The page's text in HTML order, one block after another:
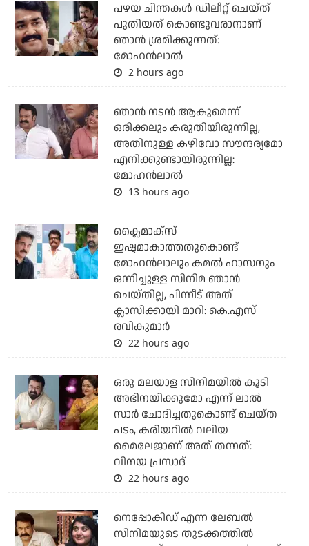
പഴയ ചിന്തകള്‍ ഡിലീറ്റ് ചെയ്ത്
പുതിയത് കൊണ്ടുവരാനാണ്
ഞാന്‍ ശ്രമിക്കുന്നത്:
മോഹന്‍ലാല്‍
2 hours ago
ഞാൻ നടൻ ആകുമെന്ന്
ഒരിക്കലും കരുതിയിരുന്നില്ല,
അതിനുള്ള കഴിവോ സൗന്ദര്യമോ
എനിക്കുണ്ടായിരുന്നില്ല:
മോഹൻലാൽ
13 hours ago
ക്ലൈമാക്‌സ്
ഇഷ്ടമാകാത്തതുകൊണ്ട്
മോഹന്‍ലാലും കമല്‍ ഹാസനും
ഒന്നിച്ചുള്ള സിനിമ ഞാന്‍
ചെയ്തില്ല, പിന്നീട് അത്
ക്ലാസിക്കായി മാറി: കെ.എസ്
രവികുമാര്‍
22 hours ago
ഒരു മലയാള സിനിമയില്‍ കൂടി
അഭിനയിക്കുമോ എന്ന് ലാല്‍
സാര്‍ ചോദിച്ചതുകൊണ്ട് ചെയ്ത
പടം, കരിയറില്‍ വലിയ
മൈലേജാണ് അത് തന്നത്:
വിനയ പ്രസാദ്
22 hours ago
നെപ്പോകിഡ് എന്ന ലേബൽ
സിനിമയുടെ തുടക്കത്തിൽ